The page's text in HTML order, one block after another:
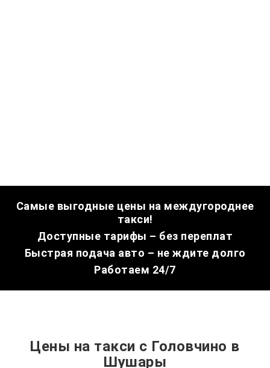
Самые выгодные цены на междугороднее
такси!
Доступные тарифы – без переплат
Быстрая подача авто – не ждите долго
Работаем 24/7
Цены на такси с Головчино в
Шушары